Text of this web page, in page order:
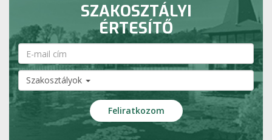
SZAKOSZTÁLYI
ÉRTESÍTŐ
Szakosztályok